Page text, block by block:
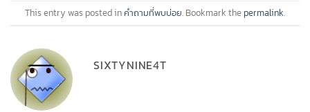
This entry was posted in คำถามที่พบบ่อย. Bookmark the permalink.
SIXTYNINE4T